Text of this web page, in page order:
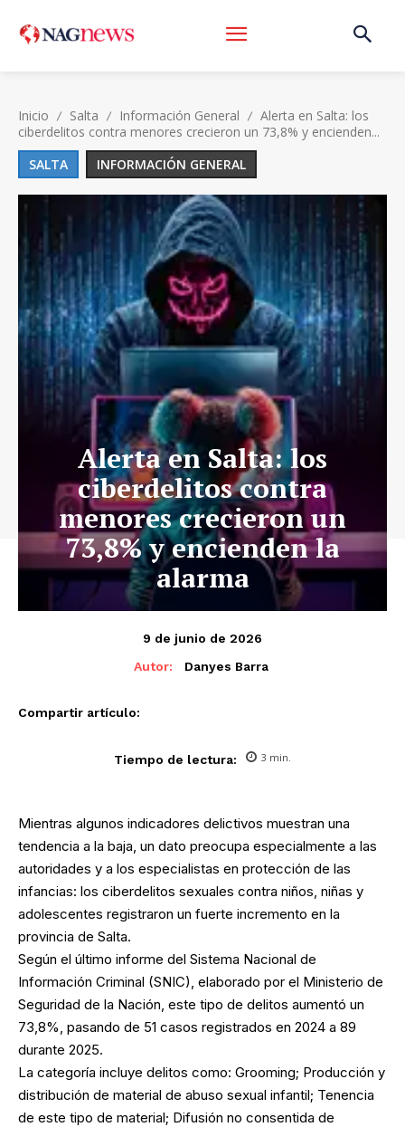
Inicio Salta Información General
Alerta en Salta: los
ciberdelitos contra menores crecieron un 73,8% y encienden...
SALTA
INFORMACIÓN GENERAL
Alerta en Salta: los
ciberdelitos contra
menores crecieron un
73,8% y encienden la
alarma
9 de junio de 2026
Autor:
Danyes Barra
Compartir artículo:
Tiempo de lectura: 3 min.
Mientras algunos indicadores delictivos muestran una
tendencia a la baja, un dato preocupa especialmente a las
autoridades y a los especialistas en protección de las
infancias: los ciberdelitos sexuales contra niños, niñas y
adolescentes registraron un fuerte incremento en la
provincia de Salta.
Según el último informe del Sistema Nacional de
Información Criminal (SNIC), elaborado por el Ministerio de
Seguridad de la Nación, este tipo de delitos aumentó un
73,8%, pasando de 51 casos registrados en 2024 a 89
durante 2025.
La categoría incluye delitos como: Grooming; Producción y
distribución de material de abuso sexual infantil; Tenencia
de este tipo de material; Difusión no consentida de